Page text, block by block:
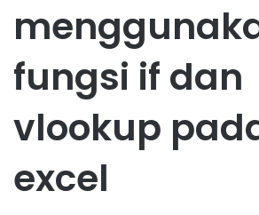
fungsi if dan
vlookup
excel